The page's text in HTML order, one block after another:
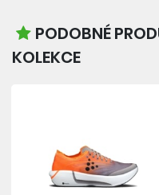
PODOBNÉ
KOLEKCE